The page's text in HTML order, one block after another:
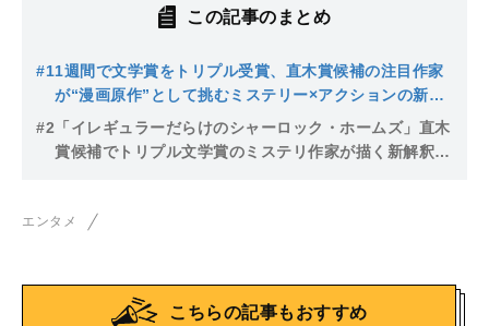
この記事のまとめ
#11週間で文学賞をトリプル受賞、直木賞候補の注目作家
が“漫画原作”として挑むミステリー×アクションの新境
地「セリフの量のバランスが難しい…」
#2 「イレギュラーだらけのシャーロック・ホームズ」直木
賞候補でトリプル文学賞のミステリ作家が描く新解釈の
エンタメ
こちらの記事もおすすめ